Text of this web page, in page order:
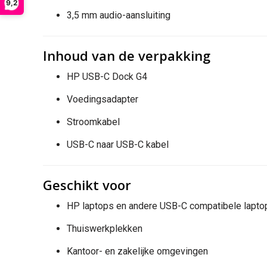
9,2
3,5 mm audio-aansluiting
Inhoud van de verpakking
HP USB-C Dock G4
Voedingsadapter
Stroomkabel
USB-C naar USB-C kabel
Geschikt voor
HP laptops en andere USB-C compatibele
Thuiswerkplekken
Kantoor- en zakelijke omgevingen